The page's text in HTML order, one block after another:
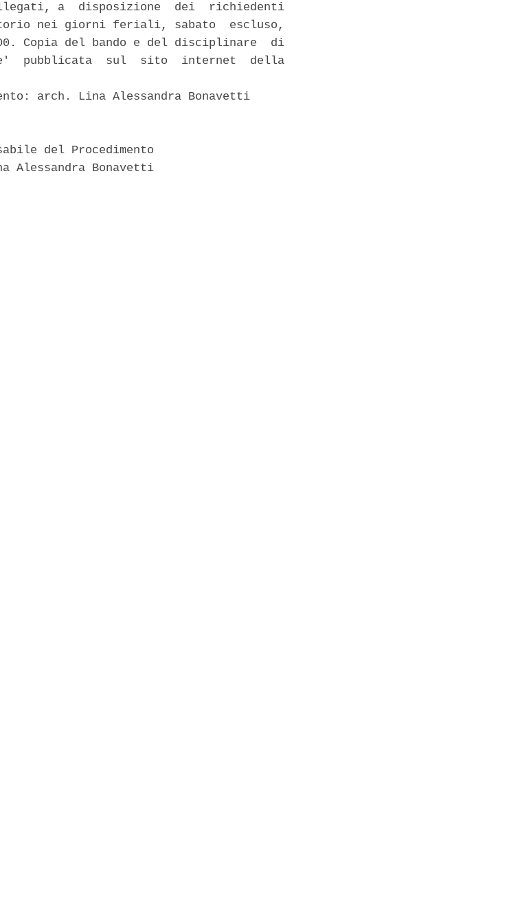
a  disposizione  dei  richiedenti
nei giorni feriali, sabato  escluso,
Copia del bando e del disciplinare  di
pubblicata  sul  sito  internet  della
arch. Lina Alessandra Bonavetti
del Procedimento
Alessandra Bonavetti